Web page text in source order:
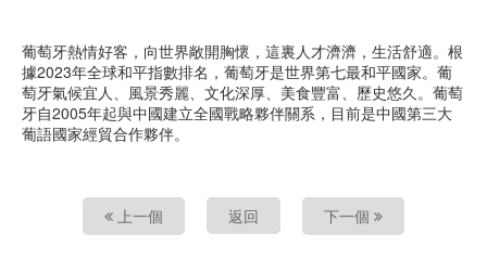
葡萄牙熱情好客，向世界敞開胸懷，這裏人才濟濟，生活舒適。根
據2023年全球和平指數排名，葡萄牙是世界第七最和平國家。葡
萄牙氣候宜人、風景秀麗、文化深厚、美食豐富、歷史悠久。葡萄
牙自2005年起與中國建立全國戰略夥伴關系，目前是中國第三大
葡語國家經貿合作夥伴。
上一個 返回 下一個